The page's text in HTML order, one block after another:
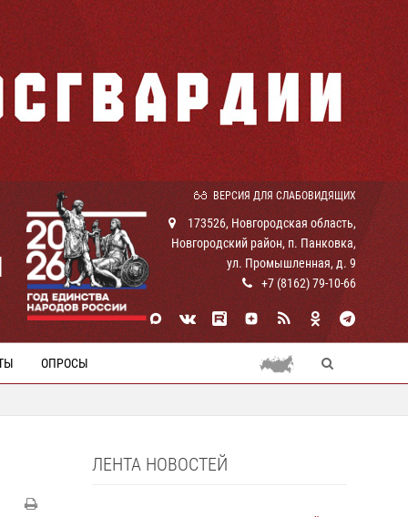
ВЕРСИЯ ДЛЯ СЛАБОВИДЯЩИХ
173526, Новгородская область,
Новгородский район, п. Панковка,
ул. Промышленная, д. 9
+7 (8162) 79-10-66
ОПРОСЫ
ЛЕНТА НОВОСТЕЙ